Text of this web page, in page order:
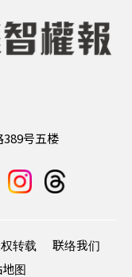
389号五楼
转载
联络我们
图